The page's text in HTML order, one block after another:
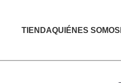
TIENDAQUIÉNES SOMOS